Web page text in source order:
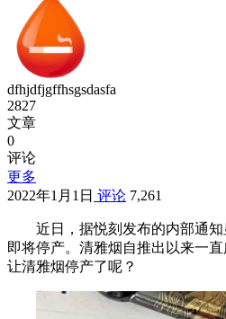
dfhjdfjgffhsgsdasfa
2827
文章
0
评论
更多
2022年1月1日 评论 7,261
近日，据悦刻发布的内部通
即将停产。清雅烟自推出以来一
让清雅烟停产了呢？